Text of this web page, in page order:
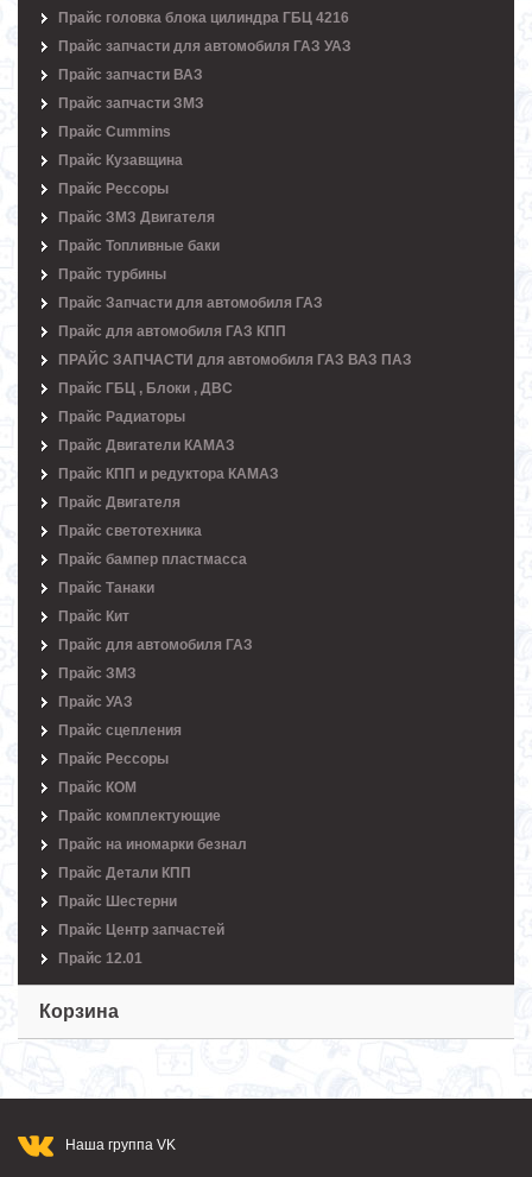
Прайс головка блока цилиндра ГБЦ 4216
Прайс запчасти для автомобиля ГАЗ УАЗ
Прайс запчасти ВАЗ
Прайс запчасти ЗМЗ
Прайс Cummins
Прайс Кузавщина
Прайс Рессоры
Прайс ЗМЗ Двигателя
Прайс Топливные баки
Прайс турбины
Прайс Запчасти для автомобиля ГАЗ
Прайс для автомобиля ГАЗ КПП
ПРАЙС ЗАПЧАСТИ для автомобиля ГАЗ ВАЗ ПАЗ
Прайс ГБЦ , Блоки , ДВС
Прайс Радиаторы
Прайс Двигатели КАМАЗ
Прайс КПП и редуктора КАМАЗ
Прайс Двигателя
Прайс светотехника
Прайс бампер пластмасса
Прайс Танаки
Прайс Кит
Прайс для автомобиля ГАЗ
Прайс ЗМЗ
Прайс УАЗ
Прайс сцепления
Прайс Рессоры
Прайс КОМ
Прайс комплектующие
Прайс на иномарки безнал
Прайс Детали КПП
Прайс Шестерни
Прайс Центр запчастей
Прайс 12.01
Корзина
Наша группа VK